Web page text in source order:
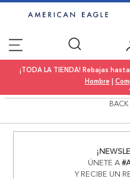
¡TODA LA TIENDA! Rebajas
Hombre |
ÚNETE A
Y RECIBE UN